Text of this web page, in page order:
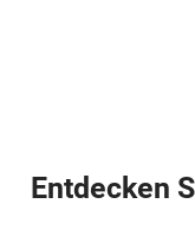
Entdecken